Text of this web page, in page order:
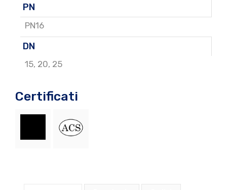
PN
PN16
DN
15, 20, 25
Certificati